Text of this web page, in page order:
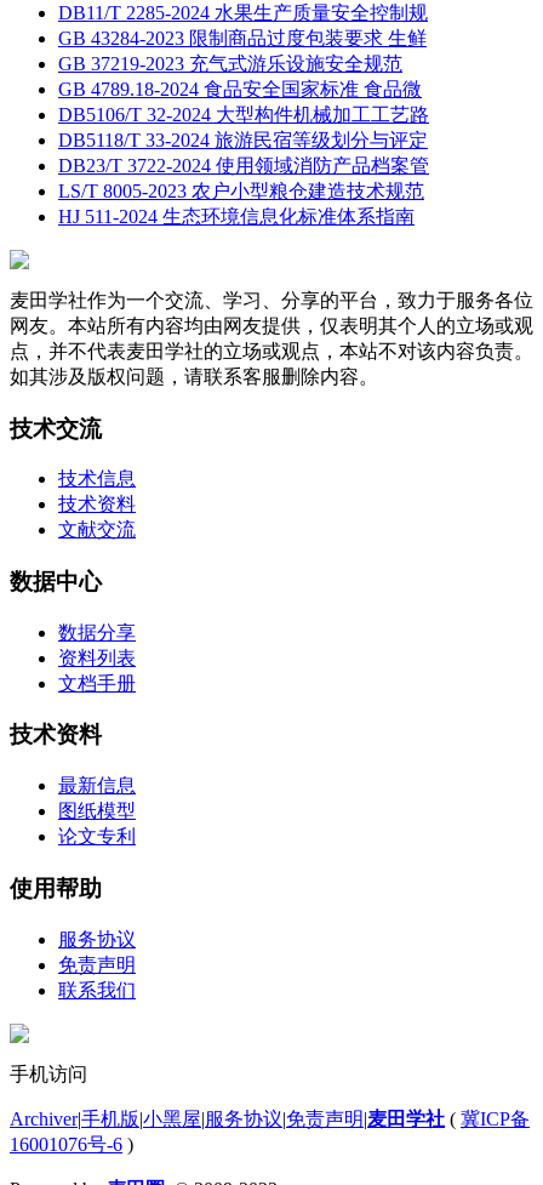
DB11/T 2285-2024 水果生产质量安全控制规
GB 43284-2023 限制商品过度包装要求 生鲜
GB 37219-2023 充气式游乐设施安全规范
GB 4789.18-2024 食品安全国家标准 食品微
DB5106/T 32-2024 大型构件机械加工工艺路
DB5118/T 33-2024 旅游民宿等级划分与评定
DB23/T 3722-2024 使用领域消防产品档案管
LS/T 8005-2023 农户小型粮仓建造技术规范
HJ 511-2024 生态环境信息化标准体系指南
麦田学社作为一个交流、学习、分享的平台，致力于服务各位
网友。本站所有内容均由网友提供，仅表明其个人的立场或观
点，并不代表麦田学社的立场或观点，本站不对该内容负责。
如其涉及版权问题，请联系客服删除内容。
技术交流
技术信息
技术资料
文献交流
数据中心
数据分享
资料列表
文档手册
技术资料
最新信息
图纸模型
论文专利
使用帮助
服务协议
免责声明
联系我们
手机访问
Archiver|手机版|小黑屋|服务协议|免责声明|麦田学社 ( 冀ICP备
16001076号-6 )